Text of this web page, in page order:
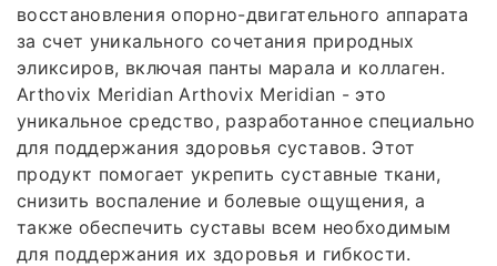
восстановления опорно-двигательного аппарата
за счет уникального сочетания природных
эликсиров, включая панты марала и коллаген.
Arthovix Meridian Arthovix Meridian - это
уникальное средство, разработанное специально
для поддержания здоровья суставов. Этот
продукт помогает укрепить суставные ткани,
снизить воспаление и болевые ощущения, а
также обеспечить суставы всем необходимым
для поддержания их здоровья и гибкости.